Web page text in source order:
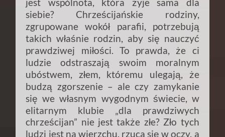
jest wspólnota, która żyje sama dla
siebie? Chrześcijańskie rodziny,
zgrupowane wokół parafii, potrzebują
takich właśnie rodzin, aby się nauczyć
prawdziwej miłości. To prawda, że ci
ludzie odstraszają swoim moralnym
ubóstwem, złem, któremu ulegają, że
budzą zgorszenie – ale czy zamykanie
się we własnym wygodnym świecie, w
elitarnym klubie „dla prawdziwych
chrześcijan” nie jest także złe? Zło tych
ludzi jest na wierzchu, rzuca się w oczy, a